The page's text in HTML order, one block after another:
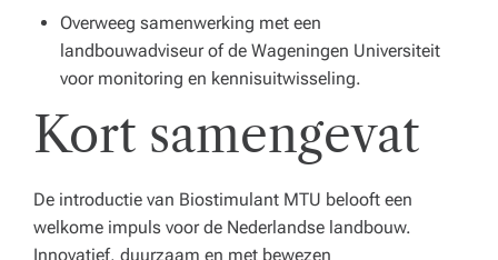
Overweeg samenwerking met een
landbouwadviseur of de Wageningen Universiteit
voor monitoring en kennisuitwisseling.
Kort samengevat
De introductie van Biostimulant MTU belooft een
welkome impuls voor de Nederlandse landbouw.
Innovatief, duurzaam en met bewezen